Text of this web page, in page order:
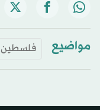
مواضيع فلسطين